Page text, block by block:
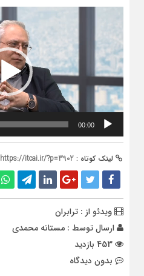
00:00
لینک کوتاه : https://itcai.ir/?p=3902
ویدئو از : ترابران
ارسال توسط : مستانه محمدی
بدون دیدگاه